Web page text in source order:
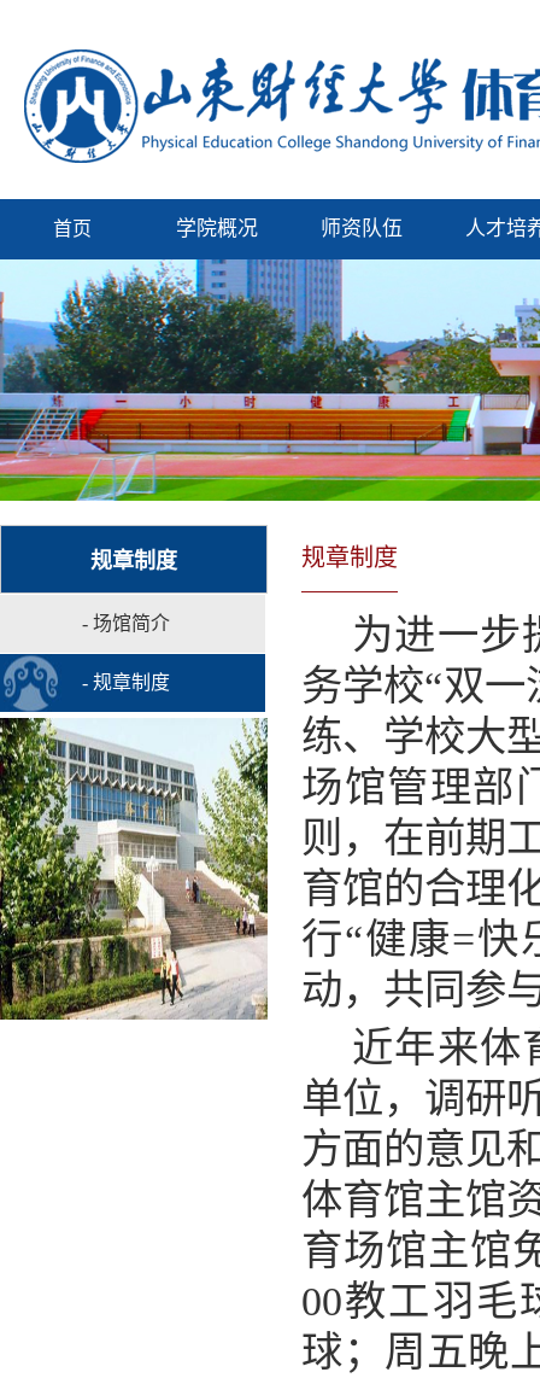
首页 学院概况 师资队伍 人才培
规章制度
- 场馆简介
- 规章制度
规章制度
为进一步
务学校“双
练、学校大
场馆管理部
则，在前期
育馆的合理
行“健康=快
动，共同参
近年来体
单位，调研
方面的意见
体育馆主馆
育场馆主馆
00教工羽毛
球；周五晚